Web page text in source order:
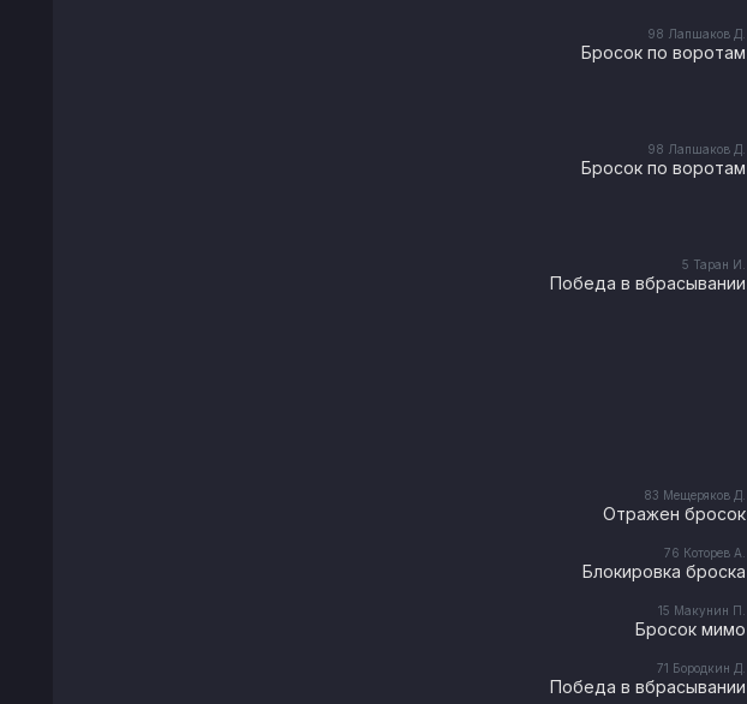
98 Лапшаков Д.
Бросок по воротам
98 Лапшаков Д.
Бросок по воротам
5 Таран И.
Победа в вбрасывании
83 Мещеряков Д.
Отражен бросок
76 Которев А.
Блокировка броска
15 Макунин П.
Бросок мимо
71 Бородкин Д.
Победа в вбрасывании